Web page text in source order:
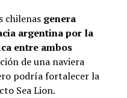
chilenasgenera
argentina por la
entre ambos
de una naviera
podría fortalecer la
Sea Lion.